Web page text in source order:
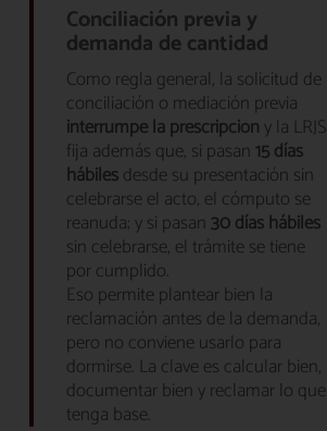
Conciliación previa y
demanda de cantidad
Como regla general, la solicitud de
conciliación o mediación previa
interrumpe la prescripción y la LRJS
fija además que, si pasan15 días
hábilesdesde su presentación sin
celebrarse el acto, el cómputo se
reanuda; y si pasan 30 días hábiles
sin celebrarse, el trámite se tiene
por cumplido.
Eso permite plantear bien la
reclamación antes de la demanda,
pero no conviene usarlo para
dormirse. La clave es calcular bien,
documentar bien y reclamar lo que
tenga base.